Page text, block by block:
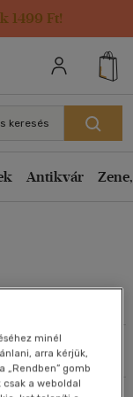
1499 Ft!
keresés
Antikvár
minél
arra kérjük,
„Rendben” gomb
a weboldal